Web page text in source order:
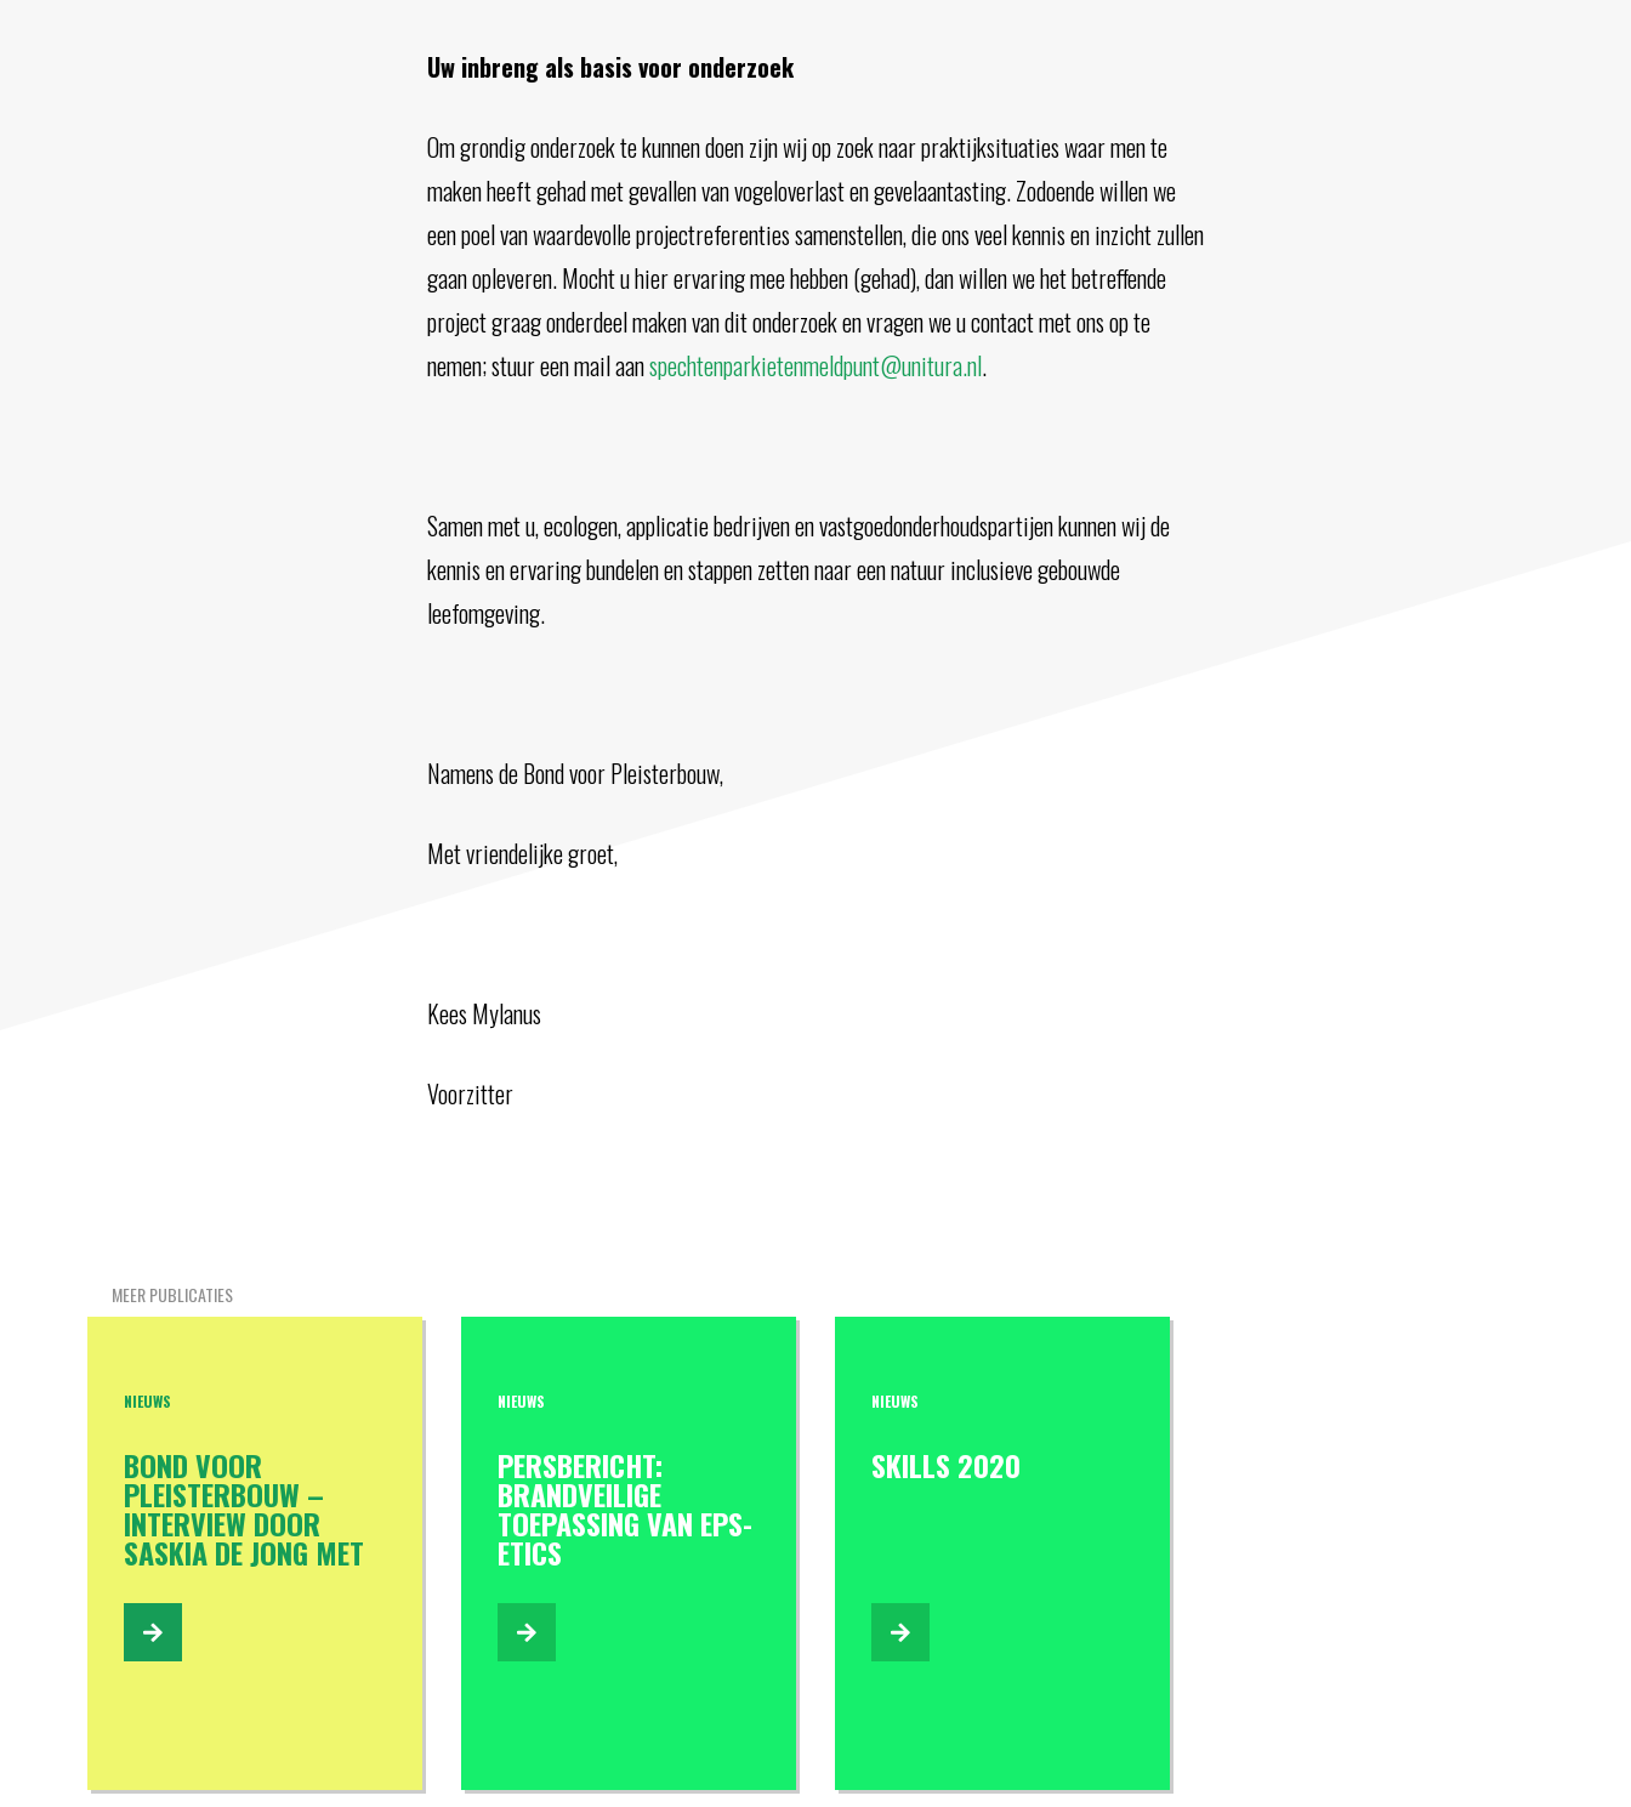
Uw inbreng als basis voor onderzoek
Om grondig onderzoek te kunnen doen zijn wij op zoek naar praktijksituaties waar men te
maken heeft gehad met gevallen van vogeloverlast en gevelaantasting. Zodoende willen we
een poel van waardevolle projectreferenties samenstellen, die ons veel kennis en inzicht zullen
gaan opleveren. Mocht u hier ervaring mee hebben (gehad), dan willen we het betreffende
project graag onderdeel maken van dit onderzoek en vragen we u contact met ons op te
nemen; stuur een mail aanspechtenparkietenmeldpunt@unitura.nl.
Samen met u, ecologen, applicatie bedrijven en vastgoedonderhoudspartijen kunnen wij de
kennis en ervaring bundelen en stappen zetten naar een natuur inclusieve gebouwde
leefomgeving.
Namens de Bond voor Pleisterbouw,
Met vriendelijke groet,
Kees Mylanus
Voorzitter
MEER PUBLICATIES
NIEUWS
BOND VOOR
PLEISTERBOUW –
INTERVIEW DOOR
SASKIA DE JONG MET
RUDOLF VAN MIERLO
OVER HET RAPPORT
DAT DOOR DGMR IS
SAMENGESTELD.
NIEUWS
PERSBERICHT:
BRANDVEILIGE
TOEPASSING VAN EPS-
ETICS
NIEUWS
SKILLS 2020